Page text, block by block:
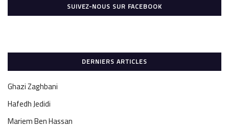
SUIVEZ-NOUS SUR FACEBOOK
DERNIERS ARTICLES
Ghazi Zaghbani
Hafedh Jedidi
Mariem Ben Hassan